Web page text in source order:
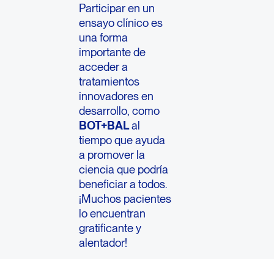
Participar en un
ensayo clínico es
una forma
importante de
acceder a
tratamientos
innovadores en
desarrollo, como
BOT+BALal
tiempo que ayuda
a promover la
ciencia que podría
beneficiar a todos.
¡Muchos pacientes
lo encuentran
gratificante y
alentador!